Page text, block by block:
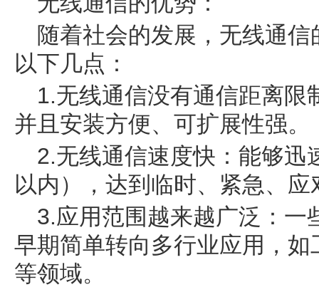
随着社会的发展，无线通
以下几点：
1.无线通信没有通信距离限
并且安装方便、可扩展性强。
2.无线通信速度快：能够迅
以内），达到临时、紧急、
3.应用范围越来越广泛：一
早期简单转向多行业应用，
等领域。